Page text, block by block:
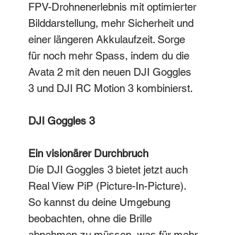
FPV-Drohnenerlebnis mit optimierter
Bilddarstellung, mehr Sicherheit und
einer längeren Akkulaufzeit. Sorge
für noch mehr Spass, indem du die
Avata 2 mit den neuen DJI Goggles
3 und DJI RC Motion 3 kombinierst.
DJI Goggles 3
Ein visionärer Durchbruch
Die DJI Goggles 3 bietet jetzt auch
Real View PiP (Picture-In-Picture).
So kannst du deine Umgebung
beobachten, ohne die Brille